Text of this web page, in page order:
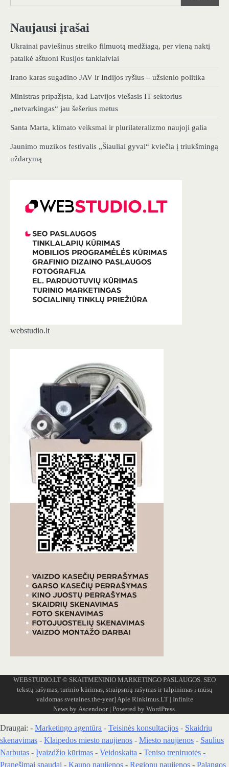
Naujausi įrašai
Ukrainai paviešinus streiko filmuotą medžiagą, per vieną naktį
pataikė aštuoni Rusijos tanklaiviai
Irano karas sugadino JAV ir Indijos ryšius – užsienio politika
Ministras pripažįsta, kad Latvijos viešasis IT sektorius
„netvarkingas“ jau šešerius metus
Santa Marta, klimato veiksmai ir plurilateralizmo naujoji galia
Jaunimo muzikos festivalis „Šiauliai gyvai“ kviečia į triukšmingą
uždarymą
webstudio.lt
WEBSTUDIO.LT © SKAITMENINIO MARKETINGO PASLAUGOS. SEO
tekstų rašymas, turinio kūrimas, straipsnių rašymas ir talpinimas į mūsų
valdomas svetaines.the-year] Apie Rinkimus.LT| Infinite
News by Ascendoor| Powered by WordPress.
Draugai: - Marketingo agentūra - Teisinės konsultacijos - Skaidrių
skenavimas - Klaipedos miesto naujienos - Miesto naujienos - Saulius
Narbutas - Įvaizdžio kūrimas - Veidoskaita - Teniso treniruotės -
Pranešimai spaudai - Kauno naujienos - Regionų naujienos - Palangos